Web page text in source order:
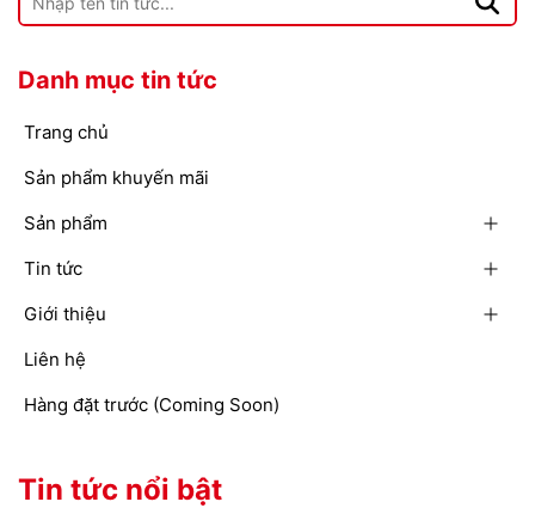
Danh mục tin tức
Trang chủ
Sản phẩm khuyến mãi
Sản phẩm
Tin tức
Giới thiệu
Liên hệ
Hàng đặt trước (Coming Soon)
Tin tức nổi bật